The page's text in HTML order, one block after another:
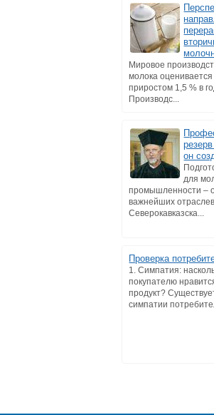
Мировое
молока
приростом 1,5 % в
Производс...
он
для
промышленности –
важнейших
Северокавказска...
Проверка
1. Симпатия:
покупателю
продукт?
симпатии